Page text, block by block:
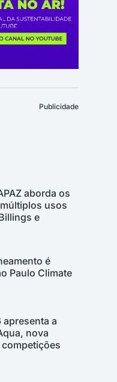
Publicidade
aborda os
usos
e
é
Paulo Climate
apresenta a
nova